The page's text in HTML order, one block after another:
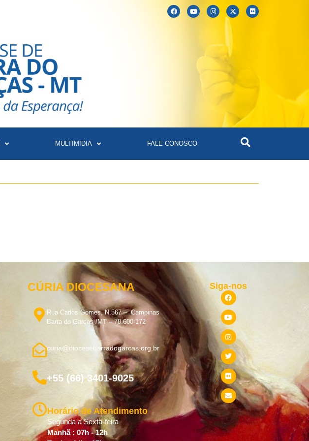
MULTIMIDIA FALE CONOSCO
CÚRIA DIOCESANA
Rua Carlos Gomes, N.567 – Campinas
Barra do Garças /MT – 78.600-172
curia@diocesebarradogarcas.org.br
+55 (66) 3401-9025
Horário de Atendimento
Segunda a Sexta-feira
Manhã : 07h - 12h
Siga-nos